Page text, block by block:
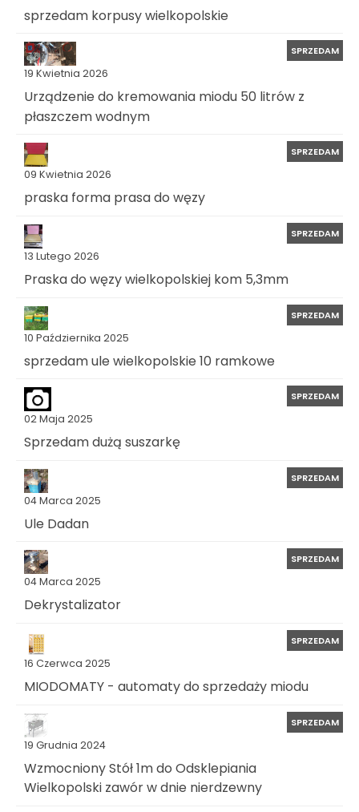
sprzedam korpusy wielkopolskie
19 Kwietnia 2026
SPRZEDAM
Urządzenie do kremowania miodu 50 litrów z
płaszczem wodnym
09 Kwietnia 2026
SPRZEDAM
praska forma prasa do węzy
13 Lutego 2026
SPRZEDAM
Praska do węzy wielkopolskiej kom 5,3mm
10 Października 2025
SPRZEDAM
sprzedam ule wielkopolskie 10 ramkowe
02 Maja 2025
SPRZEDAM
Sprzedam dużą suszarkę
04 Marca 2025
SPRZEDAM
Ule Dadan
04 Marca 2025
SPRZEDAM
Dekrystalizator
16 Czerwca 2025
SPRZEDAM
MIODOMATY - automaty do sprzedaży miodu
19 Grudnia 2024
SPRZEDAM
Wzmocniony Stół 1m do Odsklepiania
Wielkopolski zawór w dnie nierdzewny